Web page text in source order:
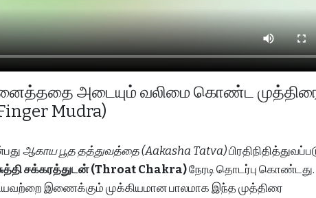
அடையும் வலிமை கொண்ட
Mudra)
ஆகாய பூத தத்துவத்தை (Aakasha Tatva)
சக்கரத்துடன் (Throat Chakra)நேரடி தொடர்பு கொண்டது.
இணைக்கும் முக்கியமான பாலமாக இந்த முத்திரை